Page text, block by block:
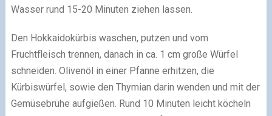
Wasser rund 15-20 Minuten ziehen lassen.
Den Hokkaidokürbis waschen, putzen und vom
Fruchtfleisch trennen, danach in ca. 1 cm große Würfel
schneiden. Olivenöl in einer Pfanne erhitzen, die
Kürbiswürfel, sowie den Thymian darin wenden und mit der
Gemüsebrühe aufgießen. Rund 10 Minuten leicht köcheln